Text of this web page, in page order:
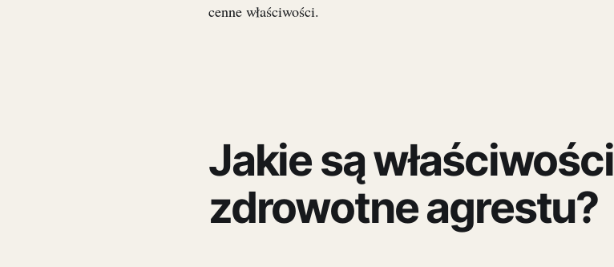
cenne właściwości.
Jakie są właściwości
zdrowotne agrestu?